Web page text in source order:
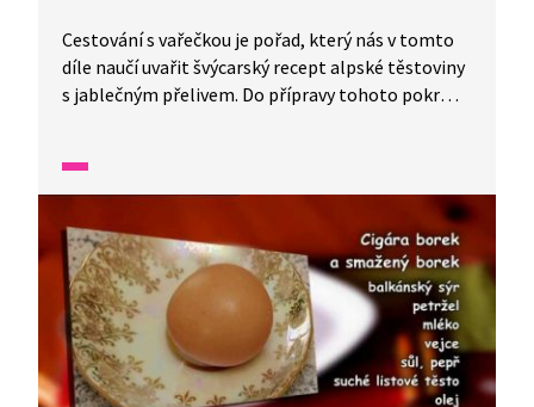
Cestování s vařečkou je pořad, který nás v tomto
díle naučí uvařit švýcarský recept alpské těstoviny
s jablečným přelivem. Do přípravy tohoto pokrmu